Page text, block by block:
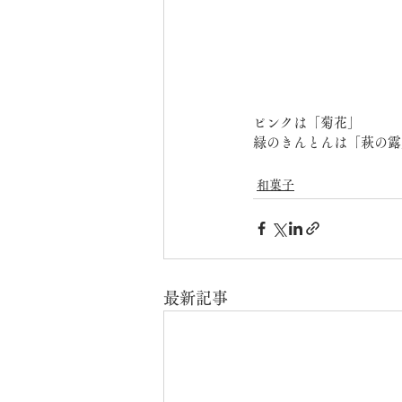
ピンクは「菊花」
緑のきんとんは「萩の
和菓子
最新記事